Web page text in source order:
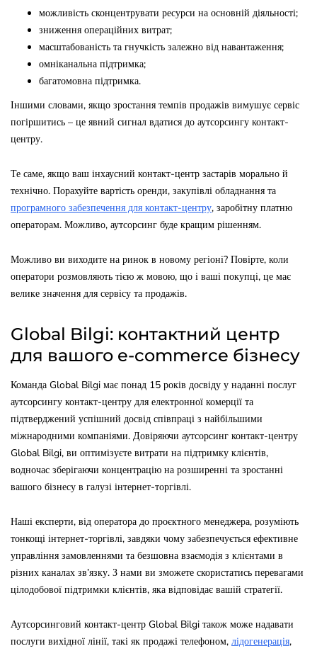
можливість сконцентрувати ресурси на основній діяльності;
зниження операційних витрат;
масштабованість та гнучкість залежно від навантаження;
омніканальна підтримка;
багатомовна підтримка.
Іншими словами, якщо зростання темпів продажів вимушує сервіс
погіршитись – це явний сигнал вдатися до аутсорсингу контакт-
центру.
Те саме, якщо ваш інхаусний контакт-центр застарів морально й
технічно. Порахуйте вартість оренди, закупівлі обладнання та
програмного забезпечення для контакт-центру, заробітну платню
операторам. Можливо, аутсорсинг буде кращим рішенням.
Можливо ви виходите на ринок в новому регіоні? Повірте, коли
оператори розмовляють тією ж мовою, що і ваші покупці, це має
велике значення для сервісу та продажів.
Global Bilgi: контактний центр
для вашого e-commerce бізнесу
Команда Global Bilgi має понад 15 років досвіду у наданні послуг
аутсорсингу контакт-центру для електронної комерції та
підтверджений успішний досвід співпраці з найбільшими
міжнародними компаніями. Довіряючи аутсорсинг контакт-центру
Global Bilgi, ви оптимізуєте витрати на підтримку клієнтів,
водночас зберігаючи концентрацію на розширенні та зростанні
вашого бізнесу в галузі інтернет-торгівлі.
Наші експерти, від оператора до проєктного менеджера, розуміють
тонкощі інтернет-торгівлі, завдяки чому забезпечується ефективне
управління замовленнями та безшовна взаємодія з клієнтами в
різних каналах зв’язку. З нами ви зможете скористатись перевагами
цілодобової підтримки клієнтів, яка відповідає вашій стратегії.
Аутсорсинговий контакт-центр Global Bilgi також може надавати
послуги вихідної лінії, такі як продажі телефоном, лідогенерація,